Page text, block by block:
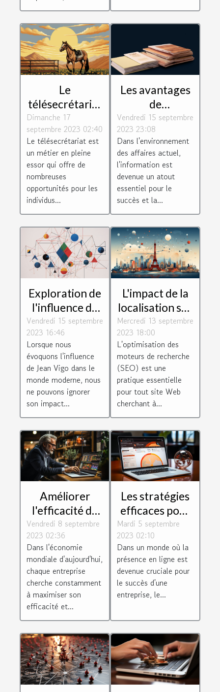
Le
télésecrétariat
: un métier
d'avenir
Dimanche 17
septembre 2023 02:40
Le télésecrétariat est
un métier en pleine
essor qui offre de
nombreuses
opportunités pour les
individus...
Les avantages
de
l'Inforegistre
pour les
entreprises
Vendredi 15 septembre
2023 23:08
Dans l'environnement
des affaires actuel,
l'information est
devenue un atout
essentiel pour le
succès et la...
Exploration de
l'influence de
Jean Vigo dans
les
technologies
modernes, les
jeux et les
loisirs sur le
web
Vendredi 15 septembre
2023 16:46
Lorsque nous
évoquons l'influence
de Jean Vigo dans le
monde moderne, nous
ne pouvons ignorer
son impact...
L'impact de la
localisation sur
le SEO :
pourquoi
choisir un
consultant à
Paris
Mercredi 13 septembre
2023 18:00
L'optimisation des
moteurs de recherche
(SEO) est une
pratique essentielle
pour tout site Web
cherchant à...
Améliorer
l'efficacité de
votre
entreprise
grâce à
l'optimisation
Vendredi 8 septembre
2023 02:36
Dans l'économie
mondiale d'aujourd'hui,
chaque entreprise
cherche constamment
à maximiser son
efficacité et...
Les stratégies
efficaces pour
un
référencement
réussi à
Toulouse
Mardi 5 septembre
2023 02:10
Dans un monde où la
présence en ligne est
devenue cruciale pour
le succès d'une
entreprise, le...